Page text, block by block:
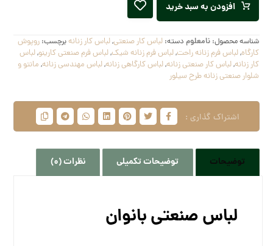
افزودن به سبد خرید
شناسه محصول:نامعلوم دسته:لباس کار صنعتی,لباس کار زنانهبرچسب:روپوش
کارگاه,لباس فرم زنانه راحت,لباس فرم زنانه شیک,لباس فرم صنعتی کارینو,لباس
کار زنانه,لباس کار صنعتی زنانه,لباس کارگاهی زنانه,لباس مهندسی زنانه, مانتو و
شلوار صنعتی زنانه طرح سیلور
توضیحات توضیحات تکمیلی نظرات (0)
لباس صنعتی بانوان